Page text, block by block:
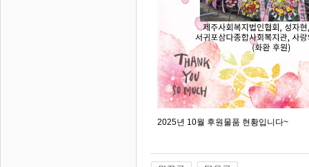
2025년 10월 후원물품 현황입니다~